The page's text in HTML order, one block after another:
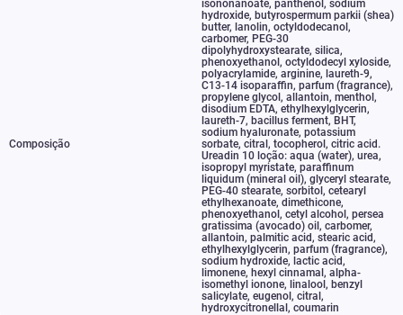
Composição
isononanoate, panthenol , sodium
hydroxide, butyrospermum parkii (shea)
butter, lanolin, octyldodecanol ,
carbomer, PEG-30
dipolyhydroxystearate, silica,
phenoxyethanol , octyldodecyl xyloside,
polyacrylamide, arginine, laureth-9,
C13-14 isoparaffin, parfum (fragrance),
propylene glycol , allantoin, menthol ,
disodium EDTA, ethylhexylglycerin,
laureth-7, bacillus ferment, BHT,
sodium hyaluronate, potassium
sorbate, citral , tocopherol , citric acid.
Ureadin 10 loção: aqua (water), urea,
isopropyl myristate, paraffinum
liquidum (mineral oil), glyceryl stearate,
PEG-40 stearate, sorbitol , cetearyl
ethylhexanoate, dimethicone,
phenoxyethanol , cetyl alcohol , persea
gratissima (avocado) oil , carbomer,
allantoin, palmitic acid, stearic acid,
ethylhexylglycerin, parfum (fragrance),
sodium hydroxide, lactic acid,
limonene, hexyl cinnamal , alpha-
isomethyl ionone, linalool , benzyl
salicylate, eugenol , citral ,
hydroxycitronellal , coumarin